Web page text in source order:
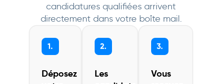
candidatures qualifiées arrivent
directement dans votre boîte mail.
Déposez
Les
Vous